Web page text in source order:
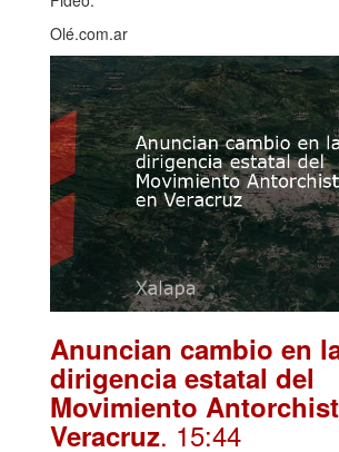
Olé.com.ar
Anuncian cambio en
dirigencia estatal del
Movimiento
Veracruz. 15:44